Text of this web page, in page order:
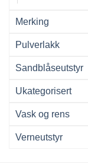
Merking
Pulverlakk
Sandblåseutstyr
Ukategorisert
Vask og rens
Verneutstyr